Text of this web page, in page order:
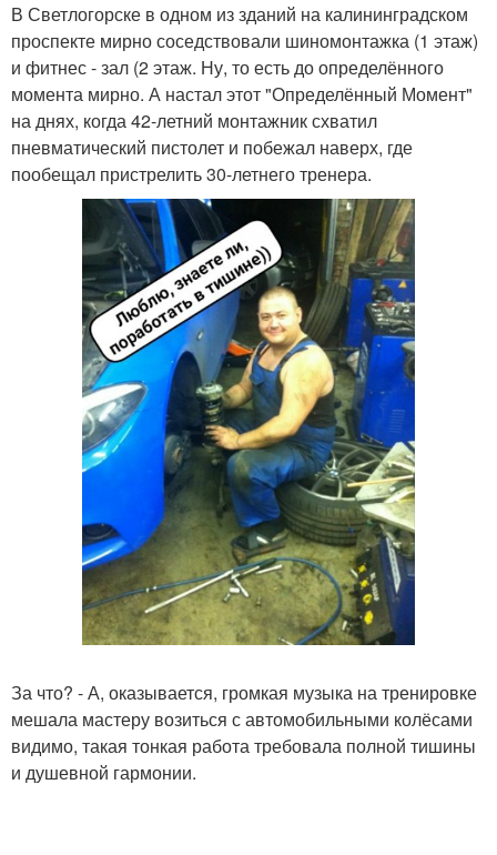
В Светлогорске в одном из зданий на калининградском
проспекте мирно соседствовали шиномонтажка (1 этаж)
и фитнес - зал (2 этаж. Ну, то есть до определённого
момента мирно. А настал этот "Определённый Момент"
на днях, когда 42-летний монтажник схватил
пневматический пистолет и побежал наверх, где
пообещал пристрелить 30-летнего тренера.
За что? - А, оказывается, громкая музыка на тренировке
мешала мастеру возиться с автомобильными колёсами
видимо, такая тонкая работа требовала полной тишины
и душевной гармонии.